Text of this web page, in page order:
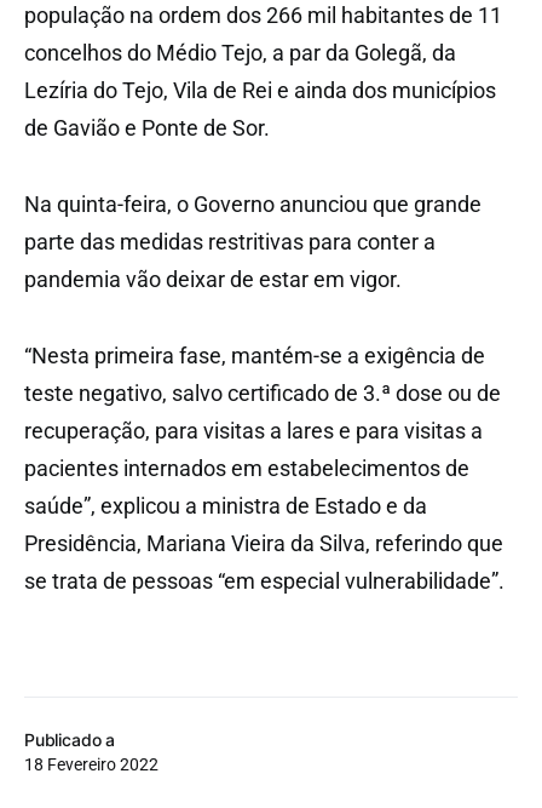
Publicado a
18 Fevereiro 2022
população na ordem dos 266 mil habitantes de 11
concelhos do Médio Tejo, a par da Golegã, da
Lezíria do Tejo, Vila de Rei e ainda dos municípios
de Gavião e Ponte de Sor.
Na quinta-feira, o Governo anunciou que grande
parte das medidas restritivas para conter a
pandemia vão deixar de estar em vigor.
“Nesta primeira fase, mantém-se a exigência de
teste negativo, salvo certificado de 3.ª dose ou de
recuperação, para visitas a lares e para visitas a
pacientes internados em estabelecimentos de
saúde”, explicou a ministra de Estado e da
Presidência, Mariana Vieira da Silva, referindo que
se trata de pessoas “em especial vulnerabilidade”.